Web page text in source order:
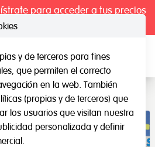
para acceder a tus precios
exclusivos.
y de terceros para fines
que permiten el correcto
en la web. También
(propias y de terceros) que
los usuarios que visitan nuestra
personalizada y definir